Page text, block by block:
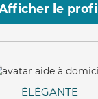
le profil
ÉLÉGANTE